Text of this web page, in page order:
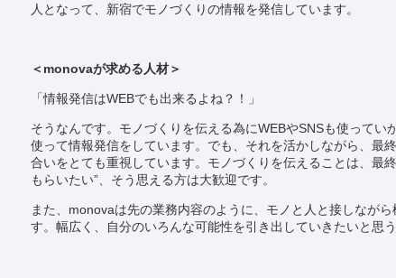
人となって、新宿でモノづくりの情報を発信しています。
＜monovaが求める人材＞
「情報発信はWEBでも出来るよね？！」
そうなんです。モノづくりを伝える為にWEBやSNSも使って
使って情報発信をしています。でも、それを活かしながら、最
合いをとても重視しています。モノづくりを伝えることは、最
もらいたい”、そう思える方は大歓迎です。
また、monovaは先の業務内容のように、モノと人と接しなが
す。幅広く、自分のいろんな可能性を引き出していきたいと思